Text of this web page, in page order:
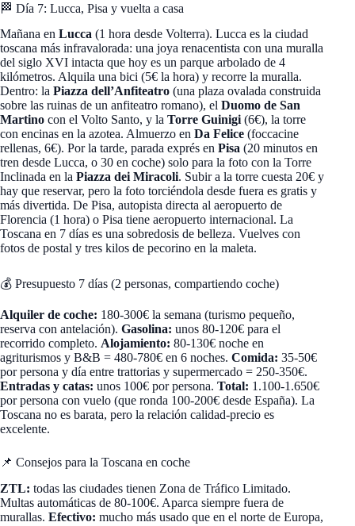
🏁 Día 7: Lucca, Pisa y vuelta a casa
Mañana en Lucca (1 hora desde Volterra). Lucca es la ciudad
toscana más infravalorada: una joya renacentista con una muralla
del siglo XVI intacta que hoy es un parque arbolado de 4
kilómetros. Alquila una bici (5€ la hora) y recorre la muralla.
Dentro: la Piazza dell’Anfiteatro (una plaza ovalada construida
sobre las ruinas de un anfiteatro romano), el Duomo de San
Martino con el Volto Santo, y la Torre Guinigi(6€), la torre
con encinas en la azotea. Almuerzo en Da Felice (foccacine
rellenas, 6€). Por la tarde, parada exprés en Pisa (20 minutos en
tren desde Lucca, o 30 en coche) solo para la foto con la Torre
Inclinada en la Piazza dei Miracoli. Subir a la torre cuesta 20€ y
hay que reservar, pero la foto torciéndola desde fuera es gratis y
más divertida. De Pisa, autopista directa al aeropuerto de
Florencia (1 hora) o Pisa tiene aeropuerto internacional. La
Toscana en 7 días es una sobredosis de belleza. Vuelves con
fotos de postal y tres kilos de pecorino en la maleta.
💰 Presupuesto 7 días (2 personas, compartiendo coche)
Alquiler de coche: 180-300€ la semana (turismo pequeño,
reserva con antelación). Gasolina: unos 80-120€ para el
recorrido completo. Alojamiento: 80-130€ noche en
agriturismos y B&B = 480-780€ en 6 noches. Comida: 35-50€
por persona y día entre trattorias y supermercado = 250-350€.
Entradas y catas: unos 100€ por persona. Total: 1.100-1.650€
por persona con vuelo (que ronda 100-200€ desde España). La
Toscana no es barata, pero la relación calidad-precio es
excelente.
📌 Consejos para la Toscana en coche
ZTL: todas las ciudades tienen Zona de Tráfico Limitado.
Multas automáticas de 80-100€. Aparca siempre fuera de
murallas. Efectivo: mucho más usado que en el norte de Europa,